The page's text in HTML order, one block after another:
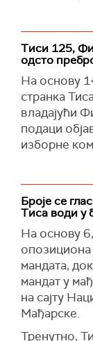
Тиси 125,
одсто
На основу
странка
владајући
подаци
изборне
Броје се
Тиса води у
На основу
опозициона
мандата,
мандат у
на сајту
Мађарске.
Тренутно,